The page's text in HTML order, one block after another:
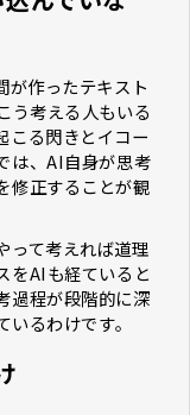
が作ったテキスト
う考える人もいる
こる閃きとイコー
は、AI自身が思考
修正することが観
って考えれば道理
をAIも経ていると
過程が段階的に深
いるわけです。